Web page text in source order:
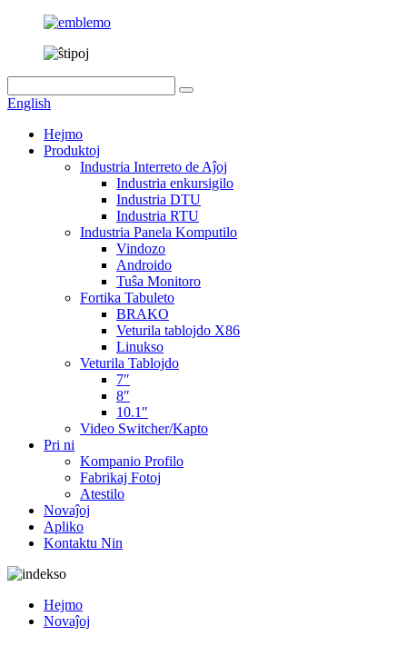
English
Hejmo
Produktoj
Industria Interreto de Aĵoj
Industria enkursigilo
Industria DTU
Industria RTU
Industria Panela Komputilo
Vindozo
Androido
Tuŝa Monitoro
Fortika Tabuleto
BRAKO
Veturila tablojdo X86
Linukso
Veturila Tablojdo
7″
8″
10.1″
Video Switcher/Kapto
Pri ni
Kompanio Profilo
Fabrikaj Fotoj
Atestilo
Novaĵoj
Apliko
Kontaktu Nin
Hejmo
Novaĵoj